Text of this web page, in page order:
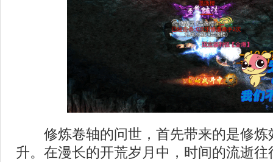
修炼卷轴的问世，首先带来的是修炼
升。在漫长的开荒岁月中，时间的流逝